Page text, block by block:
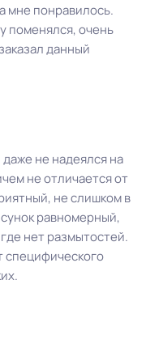
мне понравилось.
поменялся, очень
данный
не надеялся на
не отличается от
не слишком в
равномерный,
нет размытостей.
специфического